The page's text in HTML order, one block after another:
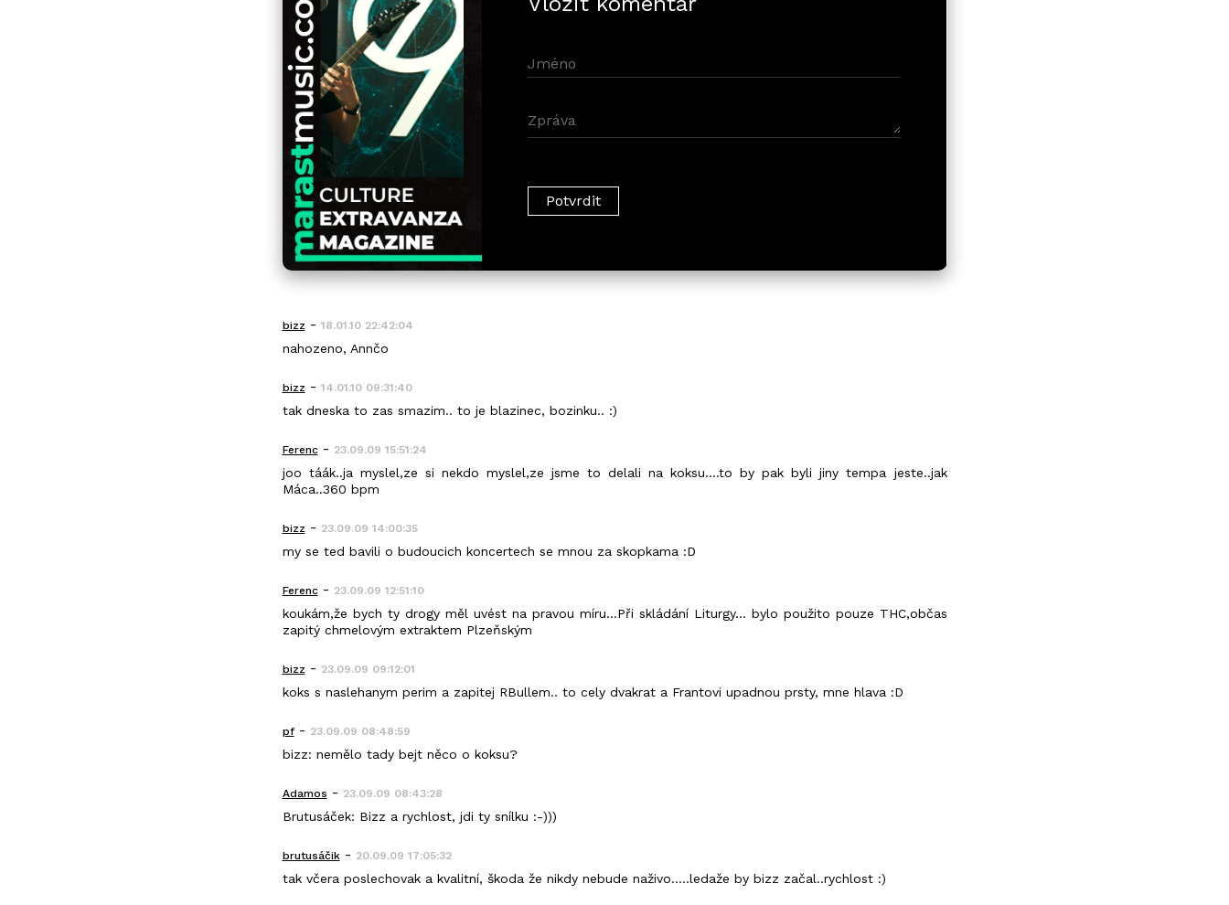
bizz- 18.01.10 22:42:04
nahozeno, Annčo
bizz- 14.01.10 09:31:40
tak dneska to zas smazim.. to je blazinec, bozinku.. :)
Ferenc- 23.09.09 15:51:24
joo táák..ja myslel,ze si nekdo myslel,ze jsme to delali na koksu....to by pak byli jiny tempa jeste..jak
Máca..360 bpm
bizz- 23.09.09 14:00:35
my se ted bavili o budoucich koncertech se mnou za skopkama :D
Ferenc- 23.09.09 12:51:10
koukám,že bych ty drogy měl uvést na pravou míru...Při skládání Liturgy... bylo použito pouze THC,občas
zapitý chmelovým extraktem Plzeňským
bizz- 23.09.09 09:12:01
koks s naslehanym perim a zapitej RBullem.. to cely dvakrat a Frantovi upadnou prsty, mne hlava :D
pf- 23.09.09 08:48:59
bizz: nemělo tady bejt něco o koksu?
Adamos - 23.09.09 08:43:28
Brutusáček: Bizz a rychlost, jdi ty snílku :-)))
brutusáčik- 20.09.09 17:05:32
tak včera poslechovak a kvalitní, škoda že nikdy nebude naživo.....ledaže by bizz začal..rychlost :)